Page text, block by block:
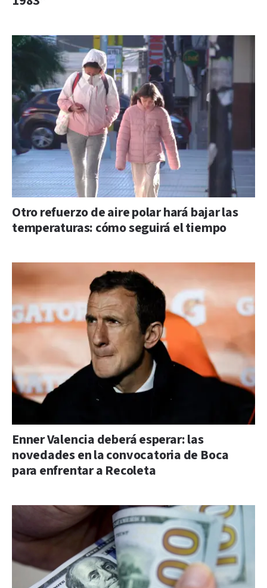
Otro refuerzo de aire polar hará bajar las
temperaturas: cómo seguirá el tiempo
Enner Valencia deberá esperar: las
novedades en la convocatoria de Boca
para enfrentar a Recoleta